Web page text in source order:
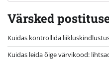
Värsked
Kuidas kontrollida
Kuidas leida õige värvikood: